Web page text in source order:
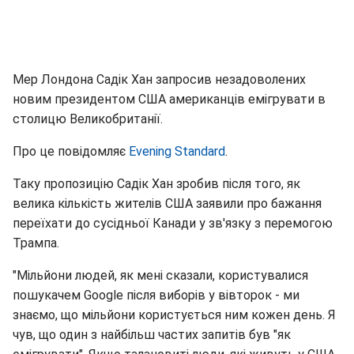
Мер Лондона Садік Хан запросив незадоволених
новим президентом США американців емігрувати в
столицю Великобританії.
Про це повідомляє Evening Standard.
Таку пропозицію Садік Хан зробив після того, як
велика кількість жителів США заявили про бажання
переїхати до сусідньої Канади у зв'язку з перемогою
Трампа.
"Мільйони людей, як мені сказали, користувалися
пошукачем Google після виборів у вівторок - ми
знаємо, що мільйони користується ним кожен день. Я
чув, що один з найбільш частих запитів був "як